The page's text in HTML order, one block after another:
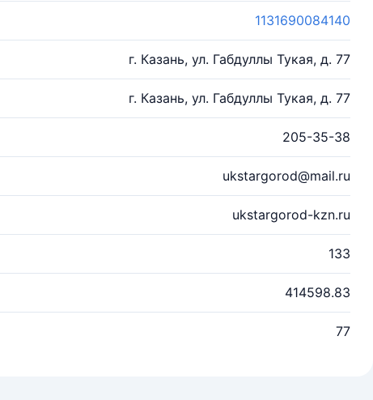
1131690084140
г. Казань, ул. Габдуллы Тукая, д. 77
г. Казань, ул. Габдуллы Тукая, д. 77
205-35-38
ukstargorod@mail.ru
ukstargorod-kzn.ru
133
414598.83
77